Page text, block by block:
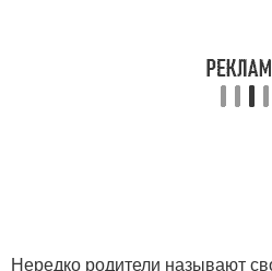
Нередко родители называют